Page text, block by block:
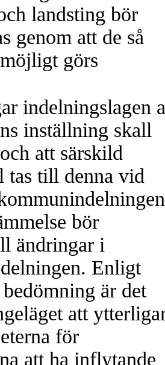
landsting bör
genom att de så
görs
indelningslagen
inställning skall
att särskild
tas till denna vid
bör
ändringar i
Enligt
är det
att
för
att ha inflytande